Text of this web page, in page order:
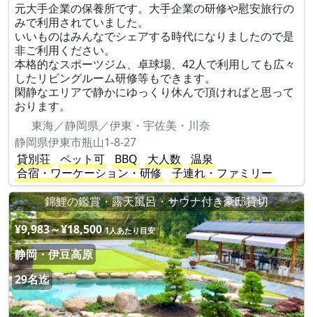
元大手企業の保養所です。大手企業の研修や慰安旅行の
みで利用されていました。
いいものはみんなでシェアする時代になりましたので是
非ご利用ください。
本格的なスポーツジム、卓球場、42人で利用しても広々
したリビングルーム研修等もできます。
閑静なエリアで静かにゆっくり休んで頂ければと思って
おります。
東海／静岡県／伊東・宇佐美・川奈
静岡県伊東市瓶山1-8-27
貸別荘
ペット可 BBQ 大人数
温泉
合宿・ワーケーション・研修
子連れ・ファミリー
錦鯉の鑑賞・露天風呂・サウナ付き豪邸貸切
¥9,983～¥18,500 1人あたり目安
静岡・伊豆高原
29名迄